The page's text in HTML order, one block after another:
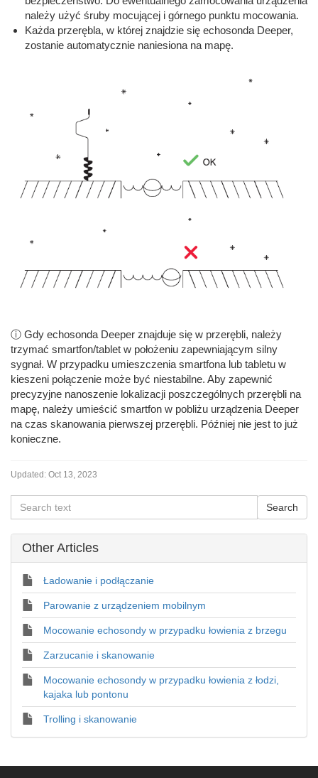
należy użyć śruby mocującej i górnego punktu mocowania.
Każda przerębla, w której znajdzie się echosonda Deeper,
zostanie automatycznie naniesiona na mapę.
ⓘ Gdy echosonda Deeper znajduje się w przerębli, należy
trzymać smartfon/tablet w położeniu zapewniającym silny
sygnał. W przypadku umieszczenia smartfona lub tabletu w
kieszeni połączenie może być niestabilne. Aby zapewnić
precyzyjne nanoszenie lokalizacji poszczególnych przerębli na
mapę, należy umieścić smartfon w pobliżu urządzenia Deeper
na czas skanowania pierwszej przerębli. Później nie jest to już
konieczne.
Updated: Oct 13, 2023
Other Articles
Ładowanie i podłączanie
Parowanie z urządzeniem mobilnym
Mocowanie echosondy w przypadku łowienia z brzegu
Zarzucanie i skanowanie
Mocowanie echosondy w przypadku łowienia z łodzi,
kajaka lub pontonu
Trolling i skanowanie